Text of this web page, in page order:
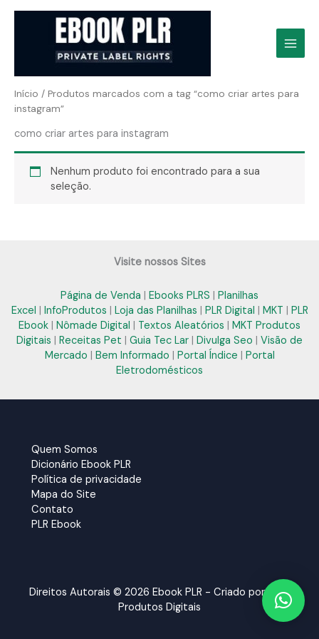
Início / Produtos marcados com a tag “como criar artes para
instagram”
como criar artes para instagram
Nenhum produto foi encontrado para a sua
seleção.
Visite nossos Sites
Página de Venda | Ebooks PLRS | Planilhas
Excel | InfoProdutos | Loja das Planilhas | PLR Digital | MKT | PLR
Ebook | Nômade Digital | Textos Aleatórios | MKT Produtos
Digitais | Receitas Pet | Guia Tec Lar | Divulga Seo | Visão de
Mercado | Bem Informado | Portal Índice | Portal
Eletrodomésticos
Quem Somos
Dicionário Ebook PLR
Política de privacidade
Mapa do Site
Contato
PLR Ebook
Direitos Autorais © 2026 Ebook PLR - Criado por:
MKT
Produtos Digitais